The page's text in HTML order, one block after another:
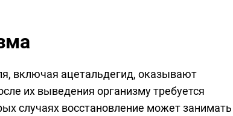
включая ацетальдегид, оказывают
их выведения организму требуется
случаях восстановление может занимать